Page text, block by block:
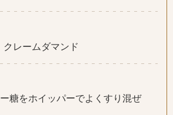
クレームダマンド
糖をホイッパーでよくすり混ぜ